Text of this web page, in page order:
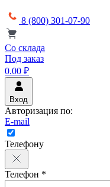
8 (800) 301-07-90
Со склада
Под заказ
0.00 ₽
Вход
Авторизация по:
E-mail
Телефону
Телефон *